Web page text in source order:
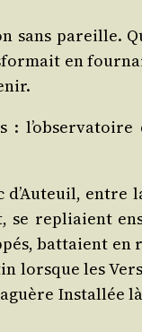
sans pareille.
en
: l’observatoire
d’Auteuil, entre
se repliaient
bat­taient en
lorsque les
Ins­tal­lée